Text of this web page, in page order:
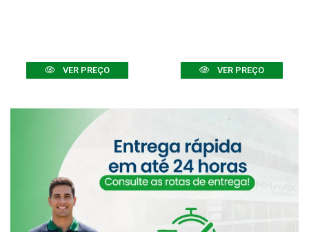
VER PREÇO VER PREÇO